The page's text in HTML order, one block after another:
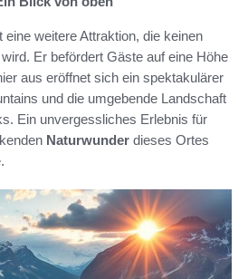
eine weitere Attraktion, die keinen
Er befördert Gäste auf eine Höhe
aus eröffnet sich ein spektakulärer
und die umgebende Landschaft
Ein unvergessliches Erlebnis für
Naturwunder dieses Ortes